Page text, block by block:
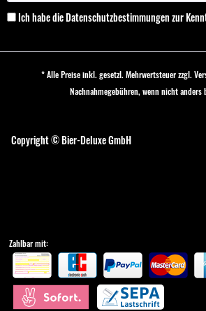
Ich habe dieDatenschutzbestimmungenzur
* Alle Preise inkl. gesetzl. Mehrwertsteuer zzgl.
Nachnahmegebühren, wenn nicht anders
Copyright © Bier-Deluxe GmbH
Zahlbar mit: